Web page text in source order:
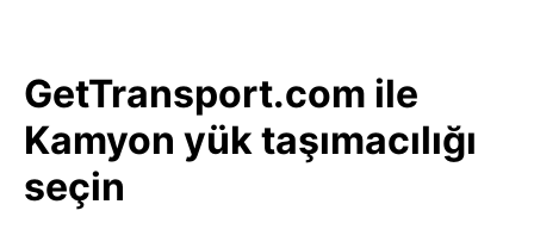
GetTransport.com ile
Kamyon yük taşımacılığı
seçin